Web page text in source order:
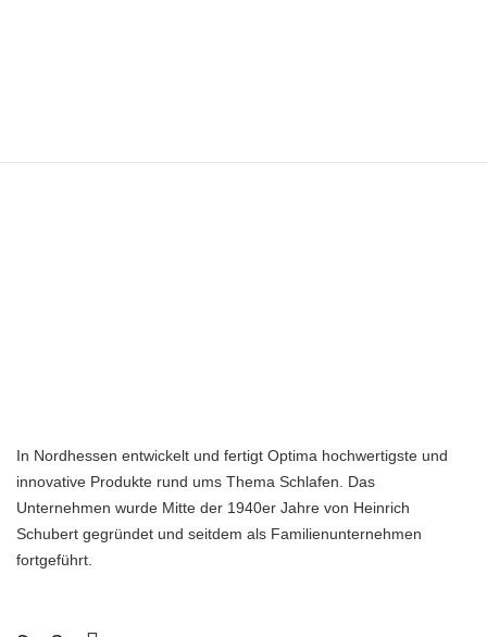
In Nordhessen entwickelt und fertigt Optima hochwertigste und
innovative Produkte rund ums Thema Schlafen. Das
Unternehmen wurde Mitte der 1940er Jahre von Heinrich
Schubert gegründet und seitdem als Familienunternehmen
fortgeführt.